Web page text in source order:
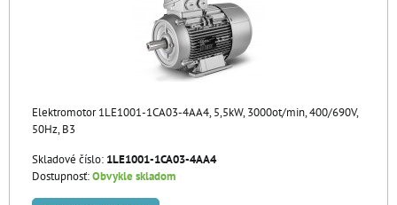
Elektromotor 1LE1001-1CA03-4AA4, 5,5kW, 3000ot/min, 400/690V,
50Hz, B3
Skladové číslo: 1LE1001-1CA03-4AA4
Dostupnosť:Obvykle skladom